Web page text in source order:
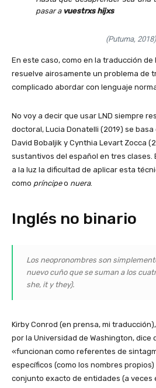
pasar a vuestrxs hijxs
(Putuma, 2018)
En este caso, como en la traducción de
resuelve airosamente un problema de
complicado abordar con lenguaje
No voy a decir que usar LND siempre
doctoral, Lucia Donatelli (2019) se
David Bobaljik y Cynthia Levart Zocca
sustantivos del español en tres clases.
a la luz la dificultad de aplicar esta
como príncipeo nuera.
Inglés no binario
Los neopronombres son
nuevo cuño que se suman a los
she, it y they).
Kirby Conrod (en prensa, mi
por la Universidad de Washington, dice
«funcionan como referentes de
específicos (como los nombres
conjunto exacto de entidades (a veces